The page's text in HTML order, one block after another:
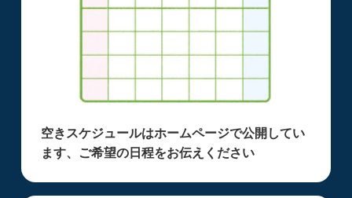
空きスケジュールはホームページで公開してい
ます、ご希望の日程をお伝えください